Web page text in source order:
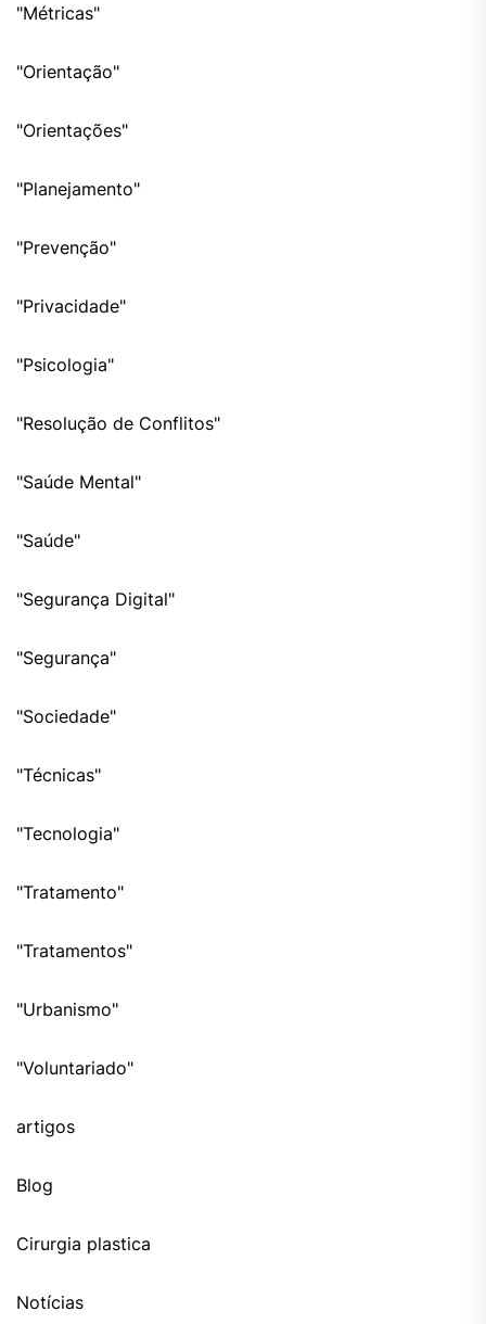
"Métricas"
"Orientação"
"Orientações"
"Planejamento"
"Prevenção"
"Privacidade"
"Psicologia"
"Resolução de Conflitos"
"Saúde Mental"
"Saúde"
"Segurança Digital"
"Segurança"
"Sociedade"
"Técnicas"
"Tecnologia"
"Tratamento"
"Tratamentos"
"Urbanismo"
"Voluntariado"
artigos
Blog
Cirurgia plastica
Notícias